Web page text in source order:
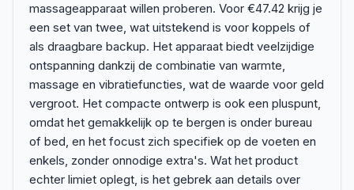
massageapparaat willen proberen. Voor €47.42 krijg je
een set van twee, wat uitstekend is voor koppels of
als draagbare backup. Het apparaat biedt veelzijdige
ontspanning dankzij de combinatie van warmte,
massage en vibratiefuncties, wat de waarde voor geld
vergroot. Het compacte ontwerp is ook een pluspunt,
omdat het gemakkelijk op te bergen is onder bureau
of bed, en het focust zich specifiek op de voeten en
enkels, zonder onnodige extra's. Wat het product
echter limiet oplegt, is het gebrek aan details over